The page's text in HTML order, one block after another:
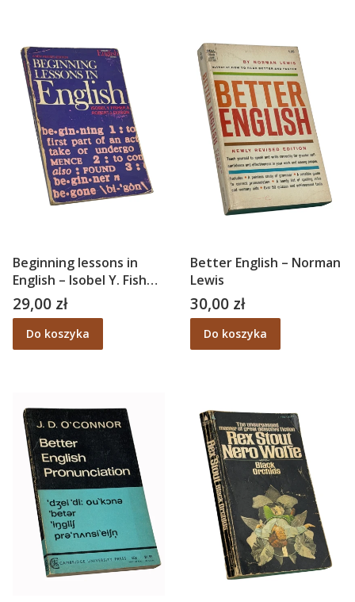
Beginning lessons in
English – Isobel Y. Fisher,
Robert J. Dixson
Cena
29,00 zł
Do koszyka
Better English – Norman
Lewis
Cena
30,00 zł
Do koszyka